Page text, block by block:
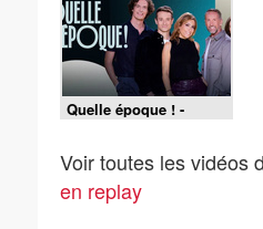
Quelle époque ! -
06/06/2026
Voir toutes les vidéos
en replay